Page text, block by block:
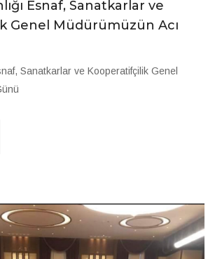
Esnaf, Sanatkarlar ve
Genel Müdürümüzün Acı
Sanatkarlar ve Kooperatifçilik Genel